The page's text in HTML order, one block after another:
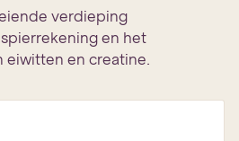
verdieping
en het
eiwitten en creatine.